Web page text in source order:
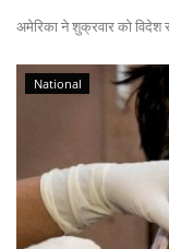
अमेरिका ने शुक्रवार को
National